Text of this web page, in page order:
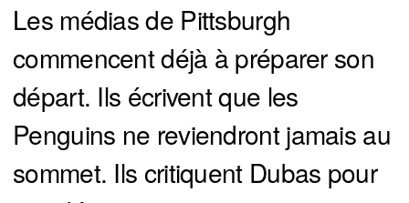
Les médias de Pittsburgh
commencent déjà à préparer son
départ. Ils écrivent que les
Penguins ne reviendront jamais au
sommet. Ils critiquent Dubas pour